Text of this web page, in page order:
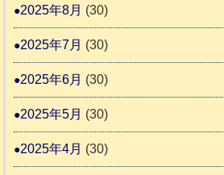
2025年8月 (30)
2025年7月 (30)
2025年6月 (30)
2025年5月 (30)
2025年4月 (30)